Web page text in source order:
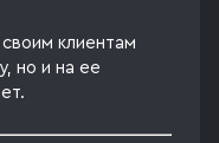
клиентам
но и на ее